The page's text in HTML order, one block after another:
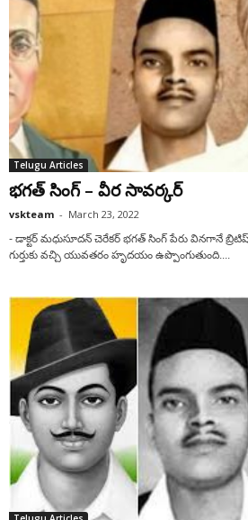
Telugu Articles
భగత్ సింగ్ – వీర సావర్కర్
vskteam - March 23, 2022
- డాక్టర్ మధుసూదన్ చెరేకర్ భగత్ సింగ్ పేరు వినగానే
గుర్తుకు వచ్చి యువతరం హృదయం ఉప్పొంగుతుంది....